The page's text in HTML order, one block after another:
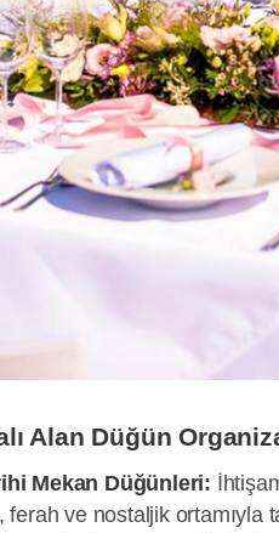
Alan Düğün
Mekan Düğünleri:
ferah ve nostaljik ortamıyla